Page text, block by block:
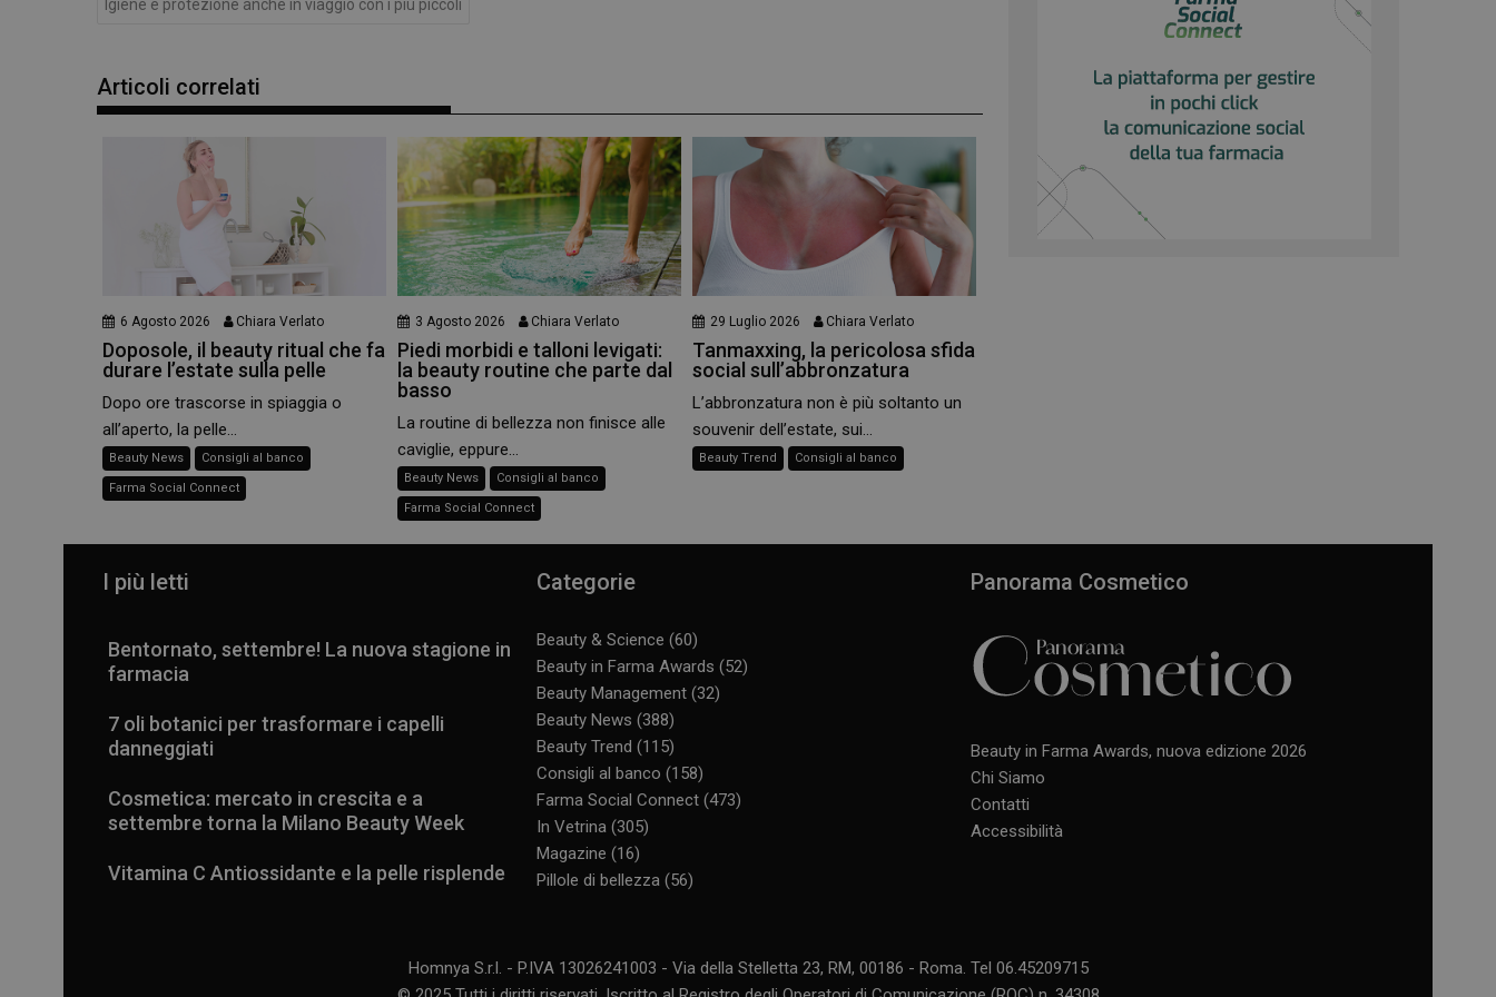
Igiene e protezione anche in viaggio con i più piccoli
Articoli correlati
6 Agosto 2026 Chiara Verlato
Doposole, il beauty ritual che fa
durare l’estate sulla pelle
Dopo ore trascorse in spiaggia o
all’aperto, la pelle...
Beauty News Consigli al banco
Farma Social Connect
3 Agosto 2026 Chiara Verlato
Piedi morbidi e talloni levigati:
la beauty routine che parte dal
basso
La routine di bellezza non finisce alle
caviglie, eppure...
Beauty News Consigli al banco
Farma Social Connect
29 Luglio 2026 Chiara Verlato
Tanmaxxing, la pericolosa sfida
social sull’abbronzatura
L’abbronzatura non è più soltanto un
souvenir dell’estate, sui...
Beauty Trend Consigli al banco
I più letti
Bentornato, settembre! La nuova stagione in
farmacia
7 oli botanici per trasformare i capelli
danneggiati
Cosmetica: mercato in crescita e a
settembre torna la Milano Beauty Week
Vitamina C Antiossidante e la pelle risplende
Categorie
Beauty & Science (60)
Beauty in Farma Awards (52)
Beauty Management(32)
Beauty News (388)
Beauty Trend (115)
Consigli al banco (158)
Farma Social Connect(473)
In Vetrina(305)
Magazine (16)
Pillole di bellezza(56)
Panorama Cosmetico
Beauty in Farma Awards, nuova edizione 2026
Chi Siamo
Contatti
Accessibilità
Homnya S.r.l. - P.IVA 13026241003 - Via della Stelletta 23, RM, 00186 - Roma. Tel 06.45209715